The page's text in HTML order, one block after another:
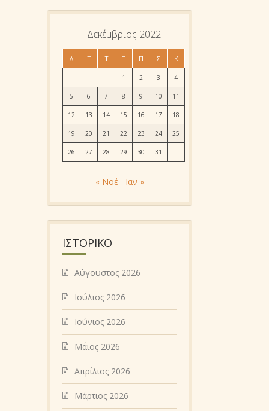
Δεκέμβριος 2022
Δ Τ Τ Π Π Σ Κ
1 2 3 4
5 6 7 8 9 10 11
12 13 14 15 16 17 18
19 20 21 22 23 24 25
26 27 28 29 30 31
« Νοέ Ιαν »
ΙΣΤΟΡΙΚΌ
Αύγουστος 2026
Ιούλιος 2026
Ιούνιος 2026
Μάιος 2026
Απρίλιος 2026
Μάρτιος 2026